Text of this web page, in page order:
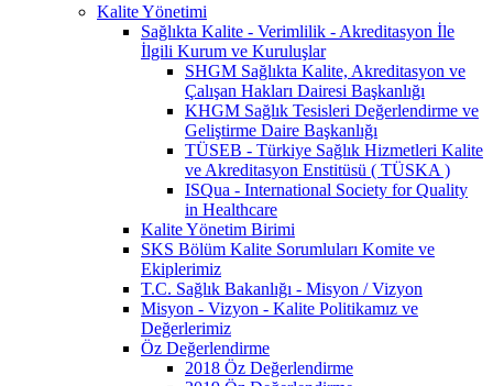
Kalite Yönetimi
Sağlıkta Kalite - Verimlilik - Akreditasyon İle
İlgili Kurum ve Kuruluşlar
SHGM Sağlıkta Kalite, Akreditasyon ve
Çalışan Hakları Dairesi Başkanlığı
KHGM Sağlık Tesisleri Değerlendirme ve
Geliştirme Daire Başkanlığı
TÜSEB - Türkiye Sağlık Hizmetleri Kalite
ve Akreditasyon Enstitüsü ( TÜSKA )
ISQua - International Society for Quality
in Healthcare
Kalite Yönetim Birimi
SKS Bölüm Kalite Sorumluları Komite ve
Ekiplerimiz
T.C. Sağlık Bakanlığı - Misyon / Vizyon
Misyon - Vizyon - Kalite Politikamız ve
Değerlerimiz
Öz Değerlendirme
2018 Öz Değerlendirme